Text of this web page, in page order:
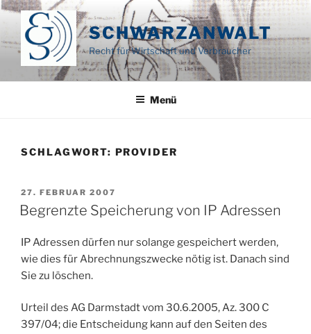
Zum
springen
SCHWARZANWALT
Recht für Wirtschaft und Verbraucher
Menü
SCHLAGWORT: PROVIDER
VERÖFFENTLICHT
AM
27. FEBRUAR 2007
Begrenzte Speicherung von IP Adressen
IP Adressen dürfen nur solange gespeichert werden,
wie dies für Abrechnungszwecke nötig ist. Danach sind
Sie zu löschen.
Urteil des AG Darmstadt vom 30.6.2005, Az. 300 C
397/04; die Entscheidung kann auf den Seiten des